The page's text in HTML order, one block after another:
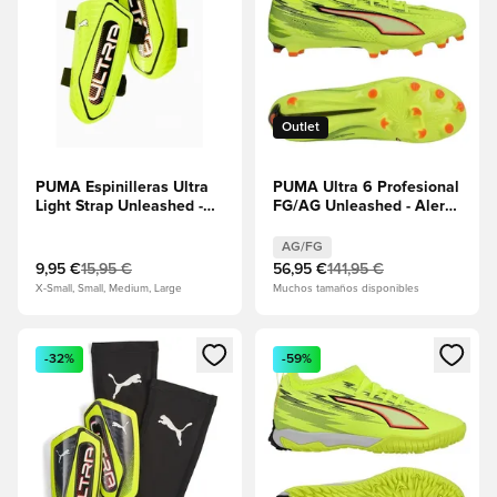
PUMA Espinilleras Ultra
Light Strap Unleashed -
9,95 €15,95 €
X-Small, Small, Medium, Large
Outlet
PUMA Ultra 6 Profesional
FG/AG Unleashed - Alerta
Negro/Rojo
resplandeciente/Lima
Squeeze
AG/FG
56,95 €141,95 €
Muchos tamaños disponibles
Abre un modal para iniciar sesión o registrarse como
-32%
Abre un modal para iniciar
-59%